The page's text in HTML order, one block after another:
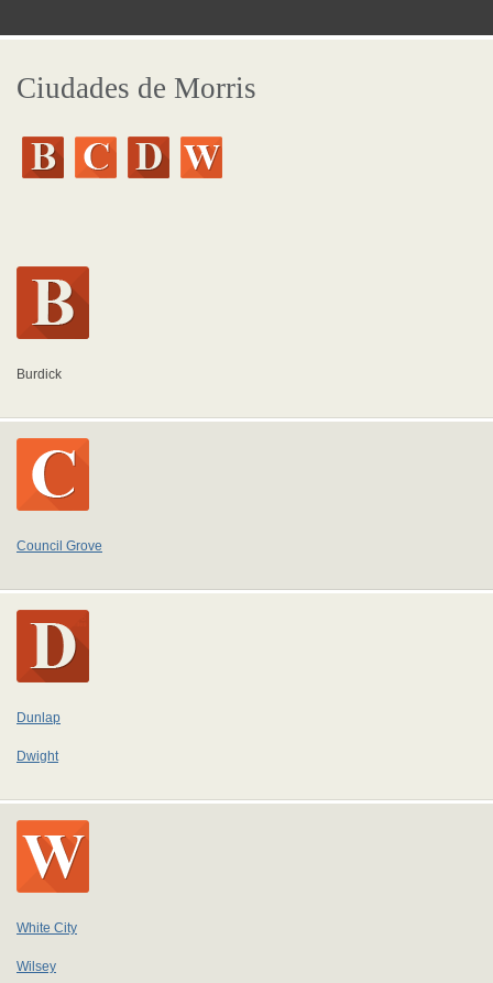
Ciudades de Morris
Burdick
Council Grove
Dunlap
Dwight
White City
Wilsey